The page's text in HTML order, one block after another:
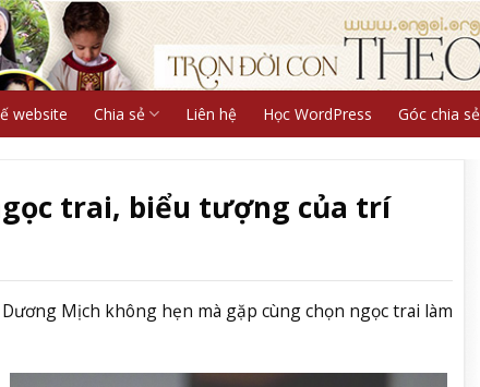
website Chia sẻ Liên hệ Học WordPress Góc chia sẻ
trai, biểu tượng của trí
Mịch không hẹn mà gặp cùng chọn ngọc trai làm